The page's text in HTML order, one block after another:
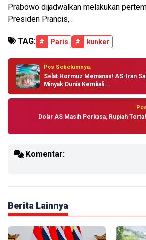
Prabowo dijadwalkan melakukan
Presiden Prancis, .
TAG: # Paris # kunker
Pos Sebelumnya:
Selat Hormuz Memanas! AS-Iran
Minyak Dunia Kembali...
Dolar AS Masih Perkasa, Rupiah
Komentar:
Berita Lainnya